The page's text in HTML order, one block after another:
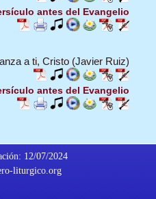
antes del Evangelio
a ti, Cristo (Javier Ruiz)
antes del Evangelio
12/07/2024